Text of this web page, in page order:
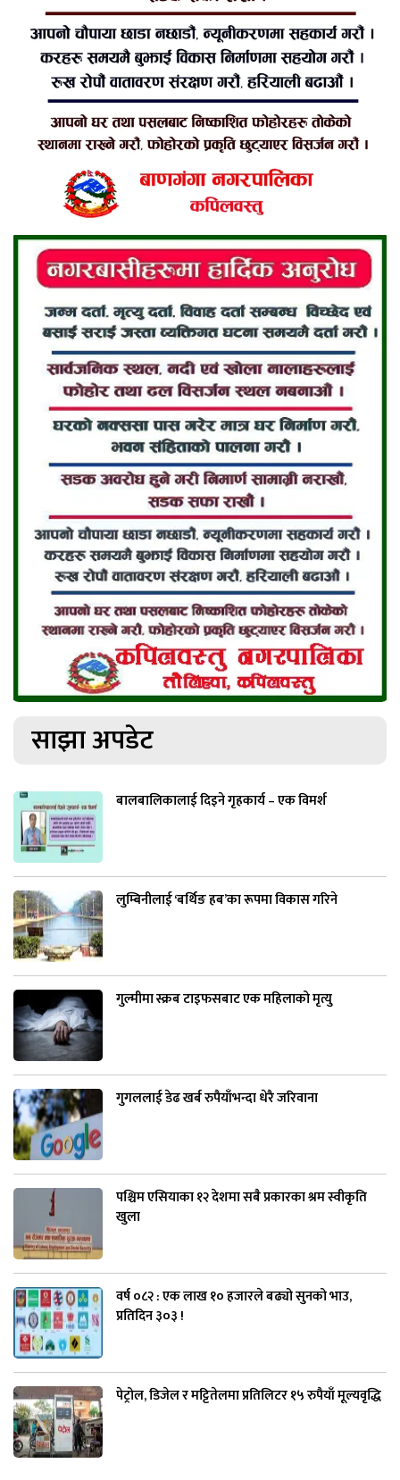
साझा अपडेट
बालबालिकालाई दिइने गृहकार्य – एक विमर्श
लुम्बिनीलाई ‘बर्थिङ हब’का रूपमा विकास गरिने
गुल्मीमा स्क्रब टाइफसबाट एक महिलाको मृत्यु
गुगललाई डेढ खर्ब रुपैयाँभन्दा धेरै जरिवाना
पश्चिम एसियाका १२ देशमा सबै प्रकारका श्रम स्वीकृति
खुला
वर्ष ०८२ : एक लाख १० हजारले बढ्यो सुनको भाउ,
प्रतिदिन ३०३ !
पेट्रोल, डिजेल र मट्टितेलमा प्रतिलिटर १५ रुपैयाँ मूल्यवृद्धि